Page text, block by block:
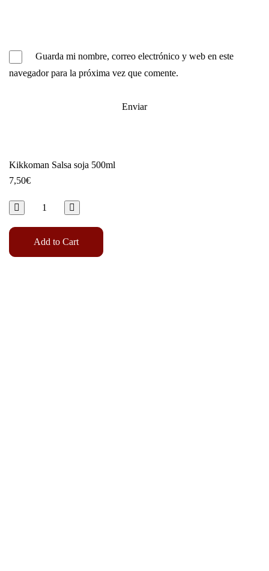
Guarda mi nombre, correo electrónico y web en este
navegador para la próxima vez que comente.
Kikkoman Salsa soja 500ml
7,50€
Add to Cart